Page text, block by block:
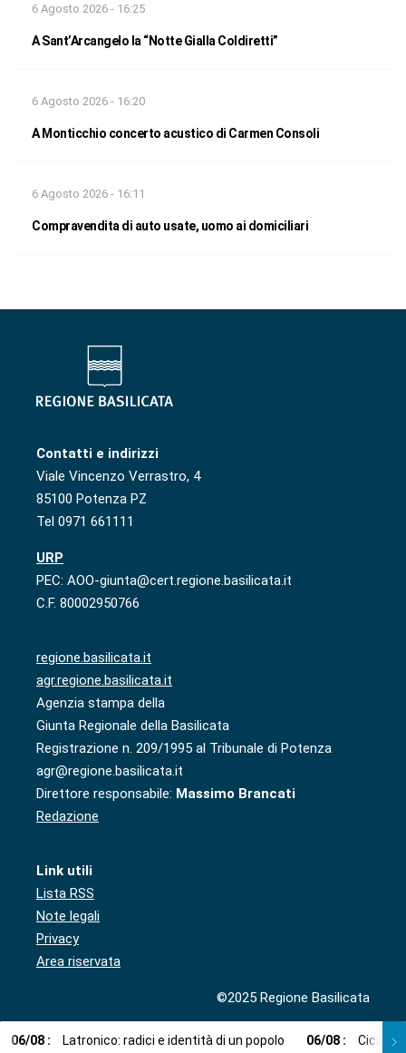
6 Agosto 2026 - 16:25
A Sant’Arcangelo la “Notte Gialla Coldiretti”
6 Agosto 2026 - 16:20
A Monticchio concerto acustico di Carmen Consoli
6 Agosto 2026 - 16:11
Compravendita di auto usate, uomo ai domiciliari
Contatti e indirizzi
Viale Vincenzo Verrastro, 4
85100 Potenza PZ
Tel 0971 661111
URP
PEC: AOO-giunta@cert.regione.basilicata.it
C.F. 80002950766
regione.basilicata.it
agr.regione.basilicata.it
Agenzia stampa della
Giunta Regionale della Basilicata
Registrazione n. 209/1995 al Tribunale di Potenza
agr@regione.basilicata.it
Direttore responsabile: Massimo Brancati
Redazione
Link utili
Lista RSS
Note legali
Privacy
Area riservata
©2025 Regione Basilicata
06/08 : Latronico: radici e identità di un popolo 06/08 : Cicala: